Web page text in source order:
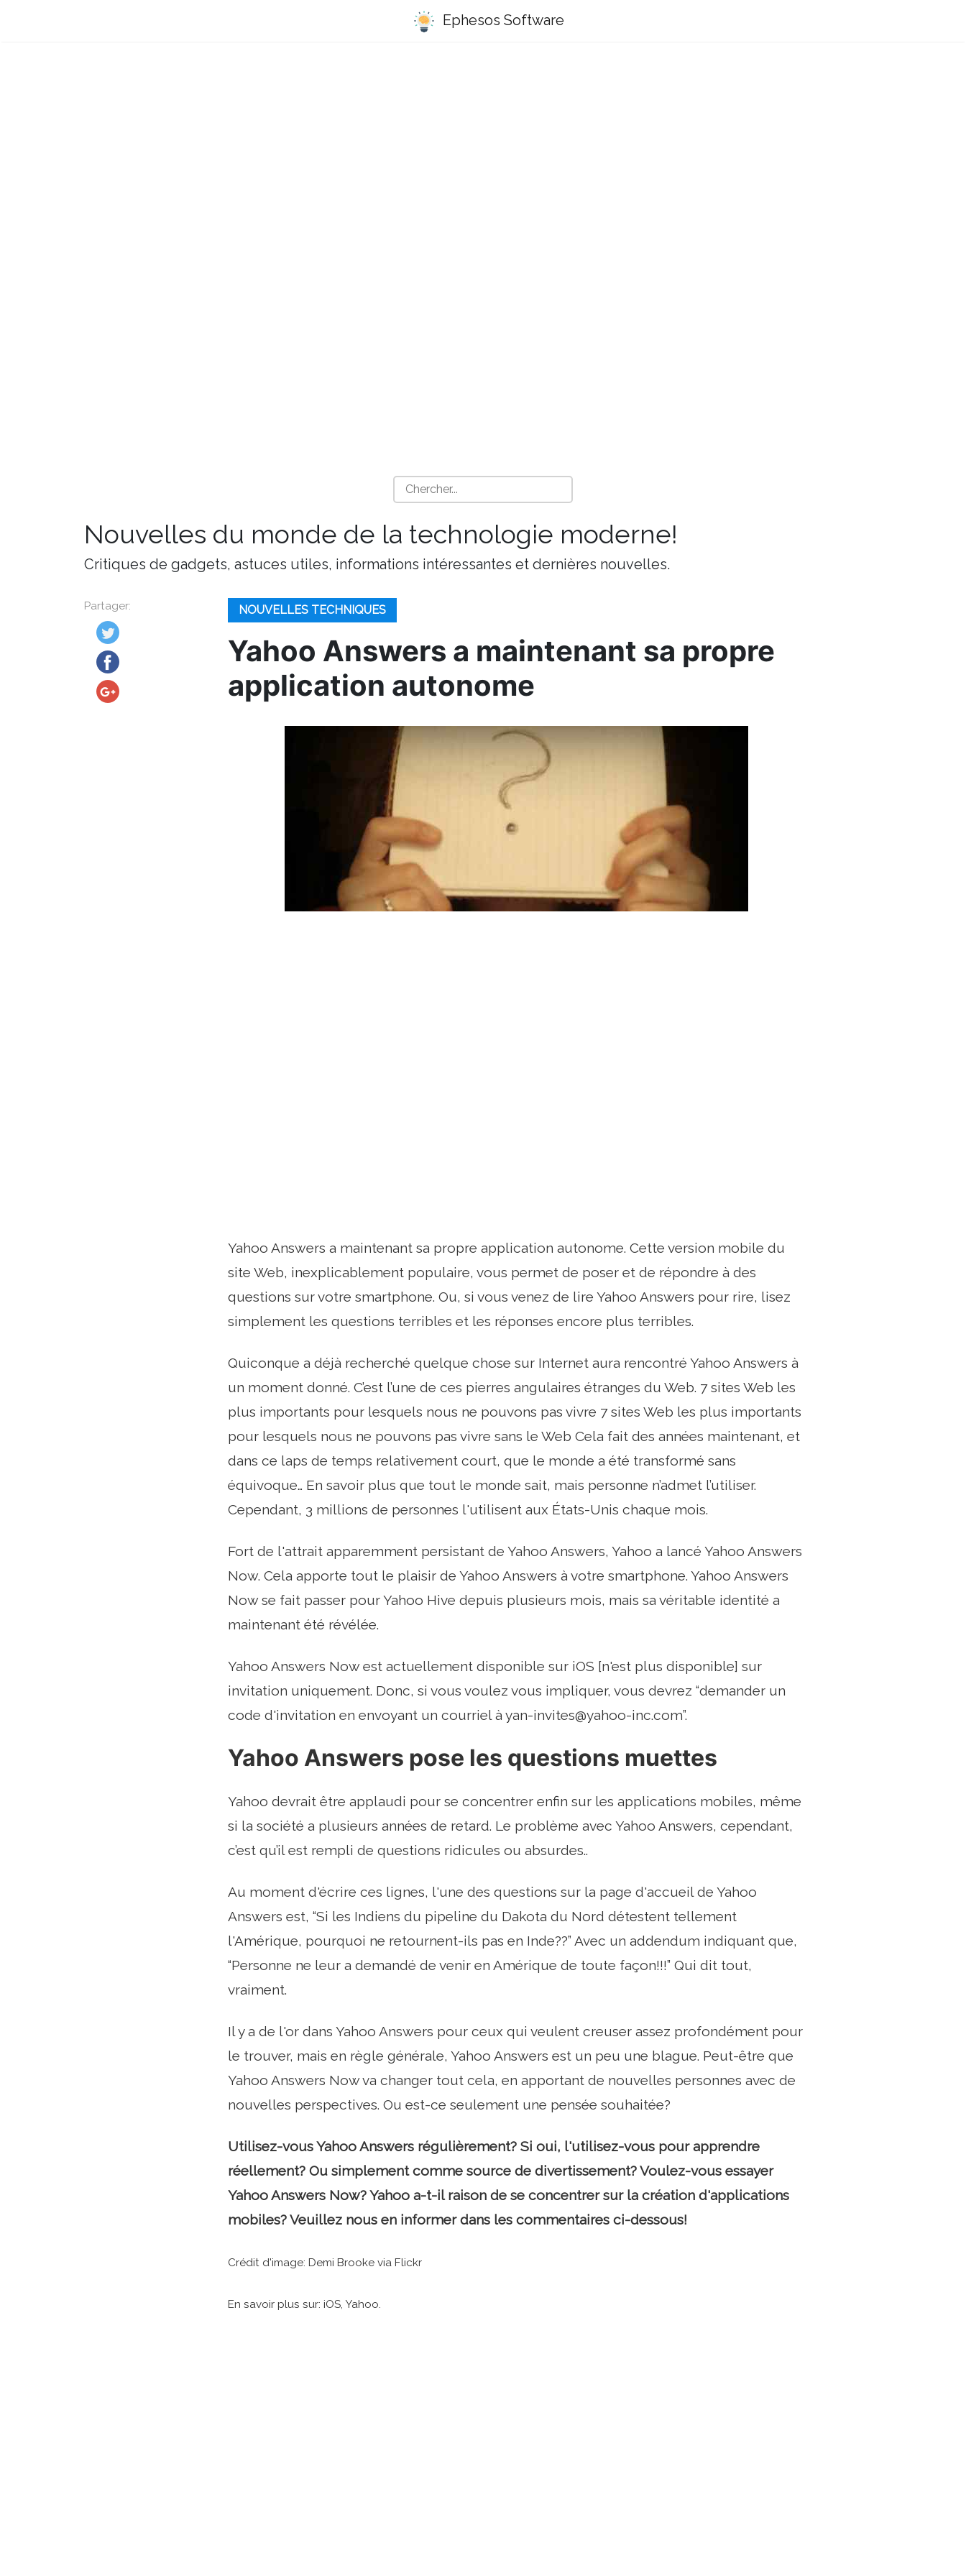
Ephesos Software
Nouvelles du monde de la technologie moderne!
Critiques de gadgets, astuces utiles, informations intéressantes et dernières nouvelles.
Partager: NOUVELLES TECHNIQUES
Yahoo Answers a maintenant sa propre
application autonome
Yahoo Answers a maintenant sa propre application autonome. Cette version mobile du
site Web, inexplicablement populaire, vous permet de poser et de répondre à des
questions sur votre smartphone. Ou, si vous venez de lire Yahoo Answers pour rire, lisez
simplement les questions terribles et les réponses encore plus terribles.
Quiconque a déjà recherché quelque chose sur Internet aura rencontré Yahoo Answers à
un moment donné. C’est l’une de ces pierres angulaires étranges du Web. 7 sites Web les
plus importants pour lesquels nous ne pouvons pas vivre 7 sites Web les plus importants
pour lesquels nous ne pouvons pas vivre sans le Web Cela fait des années maintenant, et
dans ce laps de temps relativement court, que le monde a été transformé sans
équivoque… En savoir plus que tout le monde sait, mais personne n’admet l’utiliser.
Cependant, 3 millions de personnes l'utilisent aux États-Unis chaque mois.
Fort de l'attrait apparemment persistant de Yahoo Answers, Yahoo a lancé Yahoo Answers
Now. Cela apporte tout le plaisir de Yahoo Answers à votre smartphone. Yahoo Answers
Now se fait passer pour Yahoo Hive depuis plusieurs mois, mais sa véritable identité a
maintenant été révélée.
Yahoo Answers Now est actuellement disponible sur iOS [n'est plus disponible] sur
invitation uniquement. Donc, si vous voulez vous impliquer, vous devrez “demander un
code d'invitation en envoyant un courriel à yan-invites@yahoo-inc.com”.
Yahoo Answers pose les questions muettes
Yahoo devrait être applaudi pour se concentrer enfin sur les applications mobiles, même
si la société a plusieurs années de retard. Le problème avec Yahoo Answers, cependant,
c’est qu’il est rempli de questions ridicules ou absurdes..
Au moment d'écrire ces lignes, l'une des questions sur la page d'accueil de Yahoo
Answers est, “Si les Indiens du pipeline du Dakota du Nord détestent tellement
l'Amérique, pourquoi ne retournent-ils pas en Inde??” Avec un addendum indiquant que,
“Personne ne leur a demandé de venir en Amérique de toute façon!!!” Qui dit tout,
vraiment.
Il y a de l'or dans Yahoo Answers pour ceux qui veulent creuser assez profondément pour
le trouver, mais en règle générale, Yahoo Answers est un peu une blague. Peut-être que
Yahoo Answers Now va changer tout cela, en apportant de nouvelles personnes avec de
nouvelles perspectives. Ou est-ce seulement une pensée souhaitée?
Utilisez-vous Yahoo Answers régulièrement? Si oui, l'utilisez-vous pour apprendre
réellement? Ou simplement comme source de divertissement? Voulez-vous essayer
Yahoo Answers Now? Yahoo a-t-il raison de se concentrer sur la création d'applications
mobiles? Veuillez nous en informer dans les commentaires ci-dessous!
Crédit d'image: Demi Brooke via Flickr
En savoir plus sur: iOS, Yahoo.